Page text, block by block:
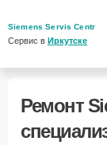
Siemens Servis Centr
Сервис в Иркутске
Ремонт